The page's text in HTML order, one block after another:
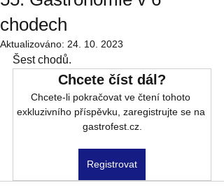
chodech
Aktualizováno: 24. 10. 2023
Šest chodů.
Chcete číst dál?
Chcete-li pokračovat ve čtení tohoto
exkluzivního příspěvku, zaregistrujte se na
gastrofest.cz.
Registrovat